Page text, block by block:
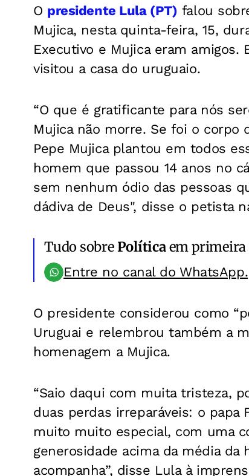
O presidente Lula (PT) falou
Mujica, nesta quinta-feira, 15,
Executivo e Mujica eram
visitou a casa do uruguaio.
“O que é gratificante para nós
Mujica não morre. Se foi o corpo
Pepe Mujica plantou em todos
homem que passou 14 anos no
sem nenhum ódio das pessoas
dádiva de Deus", disse o petista
Tudo sobrePolíticaem primeira
Entre no canal do WhatsApp.
O presidente considerou como
Uruguai e relembrou também a
homenagem a Mujica.
“Saio daqui com muita tristeza,
duas perdas irreparáveis: o
muito muito especial, com uma
generosidade acima da média da
acompanha”, disse Lula à